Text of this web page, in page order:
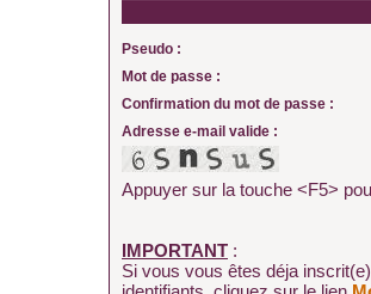
Pseudo :
Mot de passe :
Confirmation du mot de passe :
Adresse e-mail valide :
Appuyer sur la touche <F5>
IMPORTANT :
Si vous vous êtes déja